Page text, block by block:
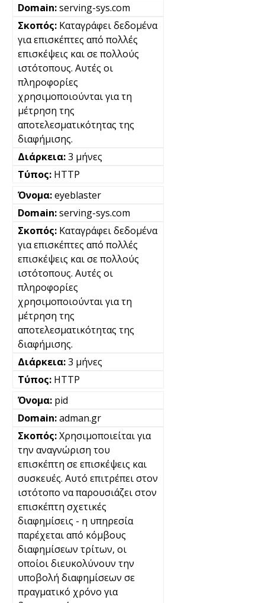
serving-sys.com
Καταγράφει δεδομένα
για επισκέπτες από πολλές
επισκέψεις και σε πολλούς
ιστότοπους. Αυτές οι
πληροφορίες
χρησιμοποιούνται για τη
μέτρηση της
αποτελεσματικότητας της
διαφήμισης.
3 μήνες
HTTP
eyeblaster
serving-sys.com
Καταγράφει δεδομένα
για επισκέπτες από πολλές
επισκέψεις και σε πολλούς
ιστότοπους. Αυτές οι
πληροφορίες
χρησιμοποιούνται για τη
μέτρηση της
αποτελεσματικότητας της
διαφήμισης.
3 μήνες
HTTP
pid
adman.gr
Χρησιμοποιείται για
την αναγνώριση του
επισκέπτη σε επισκέψεις και
συσκευές. Αυτό επιτρέπει στον
ιστότοπο να παρουσιάζει στον
επισκέπτη σχετικές
διαφημίσεις - η υπηρεσία
παρέχεται από κόμβους
διαφημίσεων τρίτων, οι
οποίοι διευκολύνουν την
υποβολή διαφημίσεων σε
πραγματικό χρόνο για